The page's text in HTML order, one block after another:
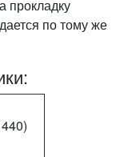
прокладку
по тому же